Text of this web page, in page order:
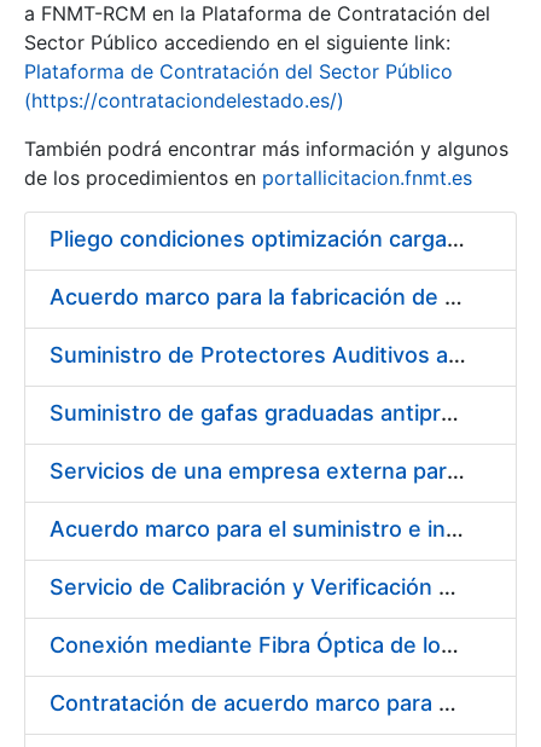
Erakutsi/Ezkutatu
a FNMT-RCM en la Plataforma de Contratación del
Sector Público accediendo en el siguiente link:
Plataforma de Contratación del Sector Público
(https://contrataciondelestado.es/)
También podrá encontrar más información y algunos
de los procedimientos en portallicitacion.fnmt.es
Pliego condiciones optimización cargas compras firmado
Acuerdo marco para la fabricación de piezas
Suministro de Protectores Auditivos a medida para las personas trabajadoras de los Centros de Trabajo de Madrid y Burgos
Suministro de gafas graduadas antiproyecciones para los trabajadores de la FNMT-RCM en los centros de trabajo de Madrid y Burgos
Servicios de una empresa externa para el asesoramiento y resolución de los recursos de alzada que se presentan relacionados con procesos de selección para la FNMT-RCM
Acuerdo marco para el suministro e instalación de persianas, estores y otros complementos
Servicio de Calibración y Verificación Externa de los Equipos de Medición del Servicio de Prevención de la FNMT-RCM
Conexión mediante Fibra Óptica de los Centros de Proceso de Datos (CPDs) de las sedes de la FNMT-RCM de Burgos y Madrid
Contratación de acuerdo marco para el Suministro de Material de Electricidad para la Fábrica Nacional de Moneda y Timbre-Real Casa de la Moneda en su centro de trabajo de Burgos